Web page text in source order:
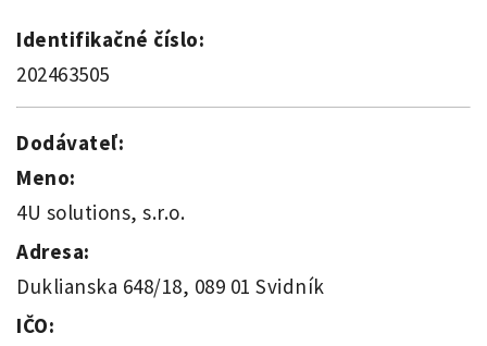
Identifikačné číslo:
202463505
Dodávateľ:
Meno:
4U solutions, s.r.o.
Adresa:
Duklianska 648/18, 089 01 Svidník
IČO: